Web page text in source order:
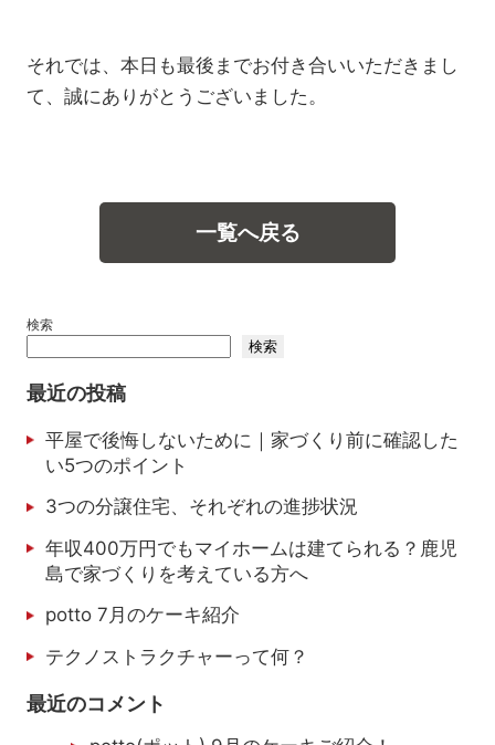
それでは、本日も最後までお付き合いいただきまし
て、誠にありがとうございました。
一覧へ戻る
検索
検索
最近の投稿
平屋で後悔しないために｜家づくり前に確認した
い5つのポイント
3つの分譲住宅、それぞれの進捗状況
年収400万円でもマイホームは建てられる？鹿児
島で家づくりを考えている方へ
potto 7月のケーキ紹介
テクノストラクチャーって何？
最近のコメント